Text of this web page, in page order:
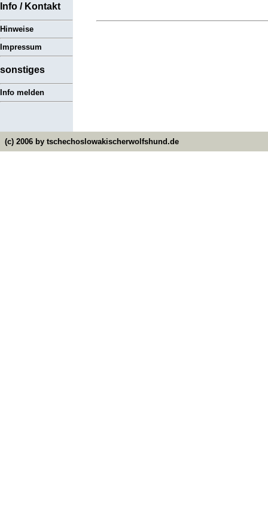
Info / Kontakt
Hinweise
Impressum
sonstiges
Info melden
(c) 2006 by tschechoslowakischerwolfshund.de